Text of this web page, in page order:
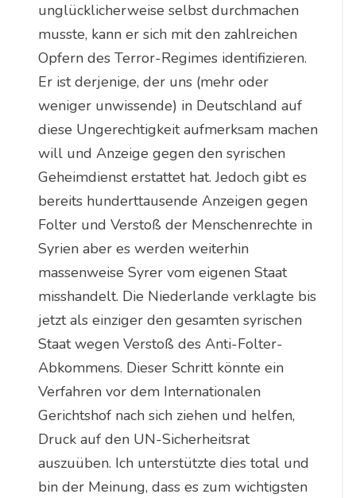
unglücklicherweise selbst durchmachen
musste, kann er sich mit den zahlreichen
Opfern des Terror-Regimes identifizieren.
Er ist derjenige, der uns (mehr oder
weniger unwissende) in Deutschland auf
diese Ungerechtigkeit aufmerksam machen
will und Anzeige gegen den syrischen
Geheimdienst erstattet hat. Jedoch gibt es
bereits hunderttausende Anzeigen gegen
Folter und Verstoß der Menschenrechte in
Syrien aber es werden weiterhin
massenweise Syrer vom eigenen Staat
misshandelt. Die Niederlande verklagte bis
jetzt als einziger den gesamten syrischen
Staat wegen Verstoß des Anti-Folter-
Abkommens. Dieser Schritt könnte ein
Verfahren vor dem Internationalen
Gerichtshof nach sich ziehen und helfen,
Druck auf den UN-Sicherheitsrat
auszuüben. Ich unterstützte dies total und
bin der Meinung, dass es zum wichtigsten